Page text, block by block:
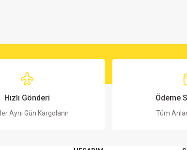
Hızlı Gönderi
Aynı Gün Kargolanır
Ödeme
Tüm